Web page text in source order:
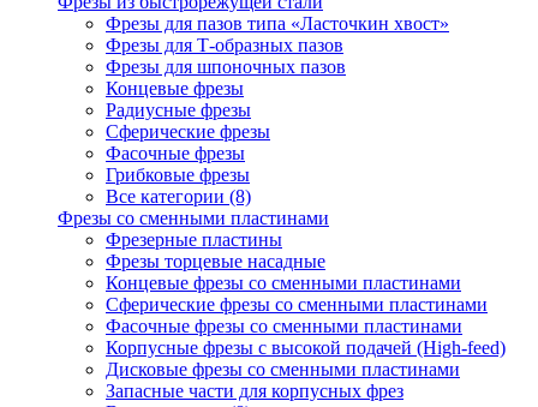
Фрезы для пазов типа «Ласточкин хвост»
Фрезы для Т-образных пазов
Фрезы для шпоночных пазов
Концевые фрезы
Радиусные фрезы
Сферические фрезы
Фасочные фрезы
Грибковые фрезы
Все категории (8)
Фрезы со сменными пластинами
Фрезерные пластины
Фрезы торцевые насадные
Концевые фрезы со сменными пластинами
Сферические фрезы со сменными пластинами
Фасочные фрезы со сменными пластинами
Корпусные фрезы с высокой подачей (High-feed)
Дисковые фрезы со сменными пластинами
Запасные части для корпусных фрез